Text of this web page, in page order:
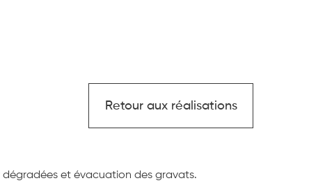
Retour aux réalisations
dégradées et évacuation des gravats.